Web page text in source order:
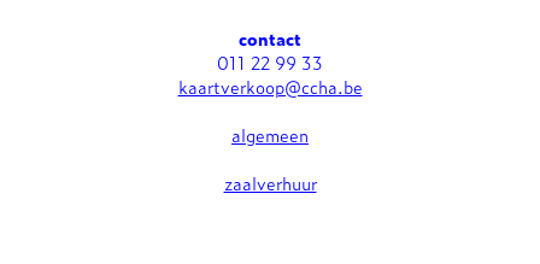
contact
011 22 99 33
kaartverkoop@ccha.be
algemeen
zaalverhuur